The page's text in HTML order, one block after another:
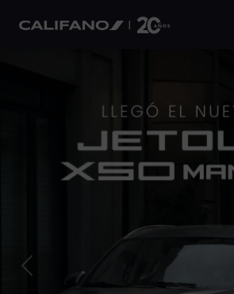
Previous